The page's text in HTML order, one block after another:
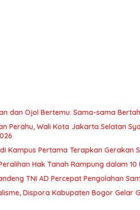
dan Ojol Bertemu: Sama-sama
Perahu, Wali Kota Jakarta Selatan
Kampus Pertama Terapkan Gerakan
Hak Tanah Rampung dalam 10
TNI AD Percepat Pengolahan
Dispora Kabupaten Bogor Gelar